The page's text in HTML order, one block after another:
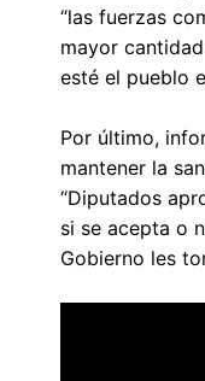
“las fuerzas
mayor
esté el pueblo
Por último,
mantener la
“Diputados
si se acepta o
Gobierno les